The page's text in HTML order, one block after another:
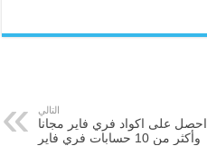
التالي
احصل على اكواد فري فاير مجانا
وأكثر من 10 حسابات فري فاير